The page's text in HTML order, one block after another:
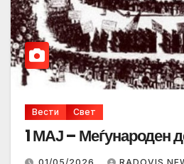
Вести Свет
1 МАЈ – Меѓународен